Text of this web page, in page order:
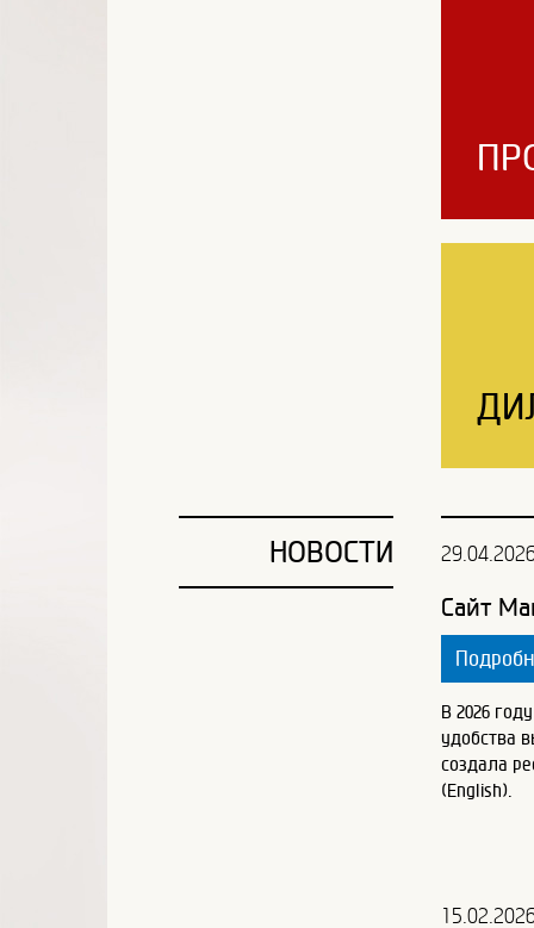
НОВОСТИ
Сайт
В 2026
удобства
создала
(English).